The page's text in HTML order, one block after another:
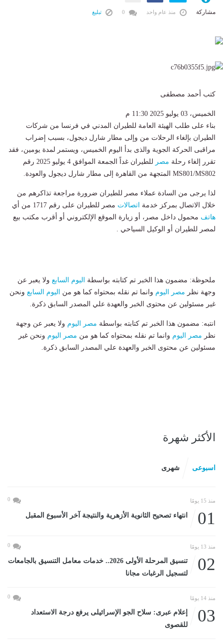
مشاركة منذ عام واحد تبليغ
كتب أحمد مصطفى
الخميس، 03 يوليو 2025 11:30 م
بناء على طلب الهيئة العامة للطيران المدني في فرنسا من شركات
الطيران بإلغاء الرحلات من وإلى مطار شارل ديجول، بسبب إضراب
مراقبى الحركة الجوية والذى بدأ اليوم الخميس، ويستمر لمدة يومين، فقد
تقرر إلغاء رحلة مصر
للطيران غداً الجمعة الموافق 4 يوليو 2025 رقم
MS801/MS802 المتجهة من القاهرة إلى مطار شارل ديجول والعودة.
لذا يرجى من السادة عملاء مصر للطيران ضرورة مراجعة تذاكرهم من
خلال الاتصال بمركز خدمة اتصالات مصر للطيران على رقم 1717 من أي
هاتف محمول داخل مصر، أو زيارة الموقع الإلكتروني أو أقرب مكتب بيع
لمصر للطيران أو الوكيل السياحي .
ملحوظة: مضمون هذا الخبر تم كتابته بواسطة اليوم السابع ولا يعبر عن
وجهة نظر مصر اليوم وانما تم نقله بمحتواه كما هو من اليوم السابع ونحن
غير مسئولين عن محتوى الخبر والعهدة علي المصدر السابق ذكرة.
انتبه: مضمون هذا الخبر تم كتابته بواسطة مصر اليوم ولا يعبر عن وجهة
نظر مصر اليوم وانما تم نقله بمحتواه كما هو من مصر اليوم ونحن غير
مسئولين عن محتوى الخبر والعهدة علي المصدر السابق ذكرة.
الأكثر شهرة
اسبوعى شهرى
منذ 15 يومًا 0
01 انتهاء تصحيح الثانوية الأزهرية والنتيجة آخر الأسبوع المقبل
منذ 13 يومًا 0
02
تنسيق المرحلة الأولى 2026.. خدمات معامل التنسيق بالجامعات
لتسجيل الرغبات مجانا
منذ 14 يومًا 0
03
إعلام عبرى: سلاح الجو الإسرائيلى يرفع درجة الاستعداد
للقصوى